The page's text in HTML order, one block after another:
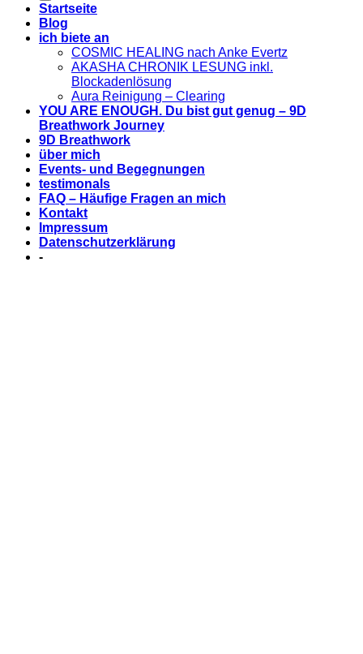
Startseite
Blog
ich biete an
COSMIC HEALING nach Anke Evertz
AKASHA CHRONIK LESUNG inkl.
Blockadenlösung
Aura Reinigung – Clearing
YOU ARE ENOUGH. Du bist gut genug – 9D
Breathwork Journey
9D Breathwork
über mich
Events- und Begegnungen
testimonals
FAQ – Häufige Fragen an mich
Kontakt
Impressum
Datenschutzerklärung
-